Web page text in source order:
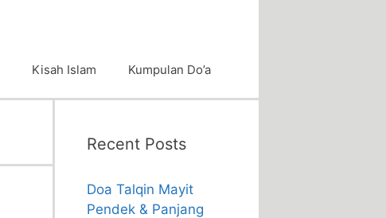
Kisah Islam Kumpulan Do’a
Recent Posts
Doa Talqin Mayit
Pendek & Panjang